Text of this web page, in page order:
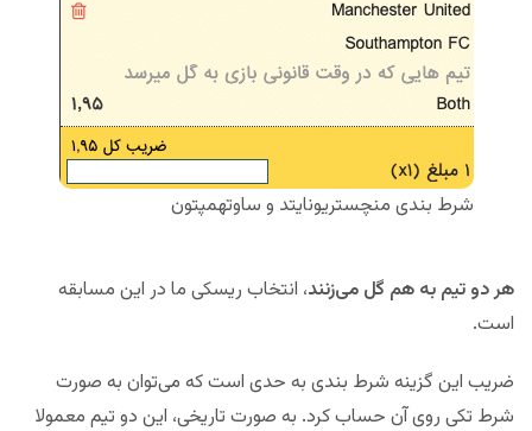
شرط بندی منچستریونایتد و ساوتهمپتون
هر دو تیم به هم گل می‌زنند، انتخاب ریسکی ما در این مسابقه
است.
ضریب این گزینه شرط بندی به حدی است که می‌توان به صورت
شرط تکی روی آن حساب کرد. به صورت تاریخی، این دو تیم معمولا